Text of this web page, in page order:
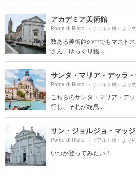
アカデミア美術館
Ponte di Rialto （リアルト橋）より
数ある美術館の中でもマスト
さん、ゆっくり鑑...
サンタ・マリア・デッラ
Ponte di Rialto （リアルト橋）より
こちらのサンタ・マリア・デ
行し、それが終息...
サン・ジョルジョ・マッ
Ponte di Rialto （リアルト橋）より
いつか登ってみたい！